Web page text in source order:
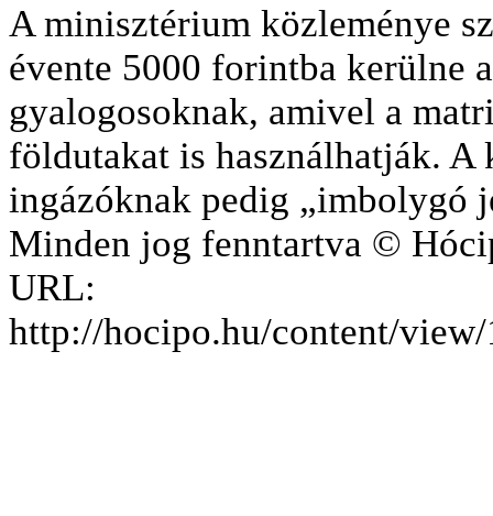
A minisztérium közleménye
évente 5000 forintba kerülne
gyalogosoknak, amivel a
földutakat is használhatják. A
ingázóknak pedig „imbolygó
Minden jog fenntartva ©
URL:
http://hocipo.hu/content/view/